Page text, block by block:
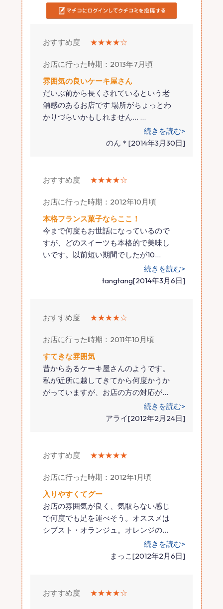
おすすめ度 ★★★★☆
お店に行った時期：2013年7月頃
雰囲気の良いケーキ屋さん
だいぶ前から長くされているという老
舗感のあるお店です 場所がちょっとわ
かりづらいかもしれません… …
続きを読む>
のん＊[2014年3月30日]
おすすめ度 ★★★★☆
お店に行った時期：2012年10月頃
本格フランス菓子ならここ！
今まで何度もお世話になっているので
すが、どのスイーツも本格的で美味し
いです。以前短い期間でしたが10…
続きを読む>
tangtang[2014年3月6日]
おすすめ度 ★★★★☆
お店に行った時期：2011年10月頃
すてきな雰囲気
昔からあるケーキ屋さんのようです。
私が近所に越してきてから何度かうか
がっていますが、お店の方の対応が…
続きを読む>
アライ[2012年2月24日]
おすすめ度 ★★★★★
お店に行った時期：2012年1月頃
入りやすくてグー
お店の雰囲気が良く、気取らない感じ
で何度でも足を運べそう。オススメは
シブスト・オランジュ。オレンジの…
続きを読む>
まっこ[2012年2月6日]
おすすめ度 ★★★★☆